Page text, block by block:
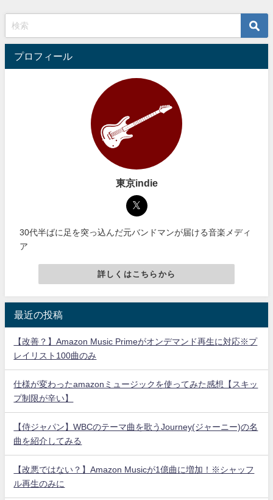
プロフィール
東京indie
30代半ばに足を突っ込んだ元バンドマンが届ける音楽メディ
ア
詳しくはこちらから
最近の投稿
【改善？】Amazon Music Primeがオンデマンド再生に対応※プ
レイリスト100曲のみ
仕様が変わったamazonミュージックを使ってみた感想【スキッ
プ制限が辛い】
【侍ジャパン】WBCのテーマ曲を歌うJourney(ジャーニー)の名
曲を紹介してみる
【改悪ではない？】Amazon Musicが1億曲に増加！※シャッフ
ル再生のみに